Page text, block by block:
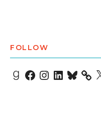
FOLLOW
Goodreads
Facebook
Instagram
LinkedIn
Bluesky X